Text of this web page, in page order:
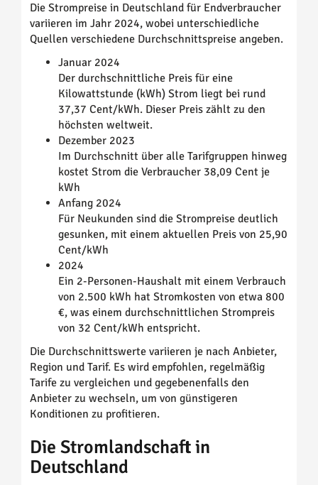
Die Strompreise in Deutschland für Endverbraucher
variieren im Jahr 2024, wobei unterschiedliche
Quellen verschiedene Durchschnittspreise angeben.
Januar 2024
Der durchschnittliche Preis für eine
Kilowattstunde (kWh) Strom liegt bei rund
37,37 Cent/kWh. Dieser Preis zählt zu den
höchsten weltweit.
Dezember 2023
Im Durchschnitt über alle Tarifgruppen hinweg
kostet Strom die Verbraucher 38,09 Cent je
kWh
Anfang 2024
Für Neukunden sind die Strompreise deutlich
gesunken, mit einem aktuellen Preis von 25,90
Cent/kWh
2024
Ein 2-Personen-Haushalt mit einem Verbrauch
von 2.500 kWh hat Stromkosten von etwa 800
€, was einem durchschnittlichen Strompreis
von 32 Cent/kWh entspricht.
Die Durchschnittswerte variieren je nach Anbieter,
Region und Tarif. Es wird empfohlen, regelmäßig
Tarife zu vergleichen und gegebenenfalls den
Anbieter zu wechseln, um von günstigeren
Konditionen zu profitieren.
Die Stromlandschaft in
Deutschland